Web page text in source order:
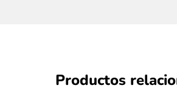
Productos